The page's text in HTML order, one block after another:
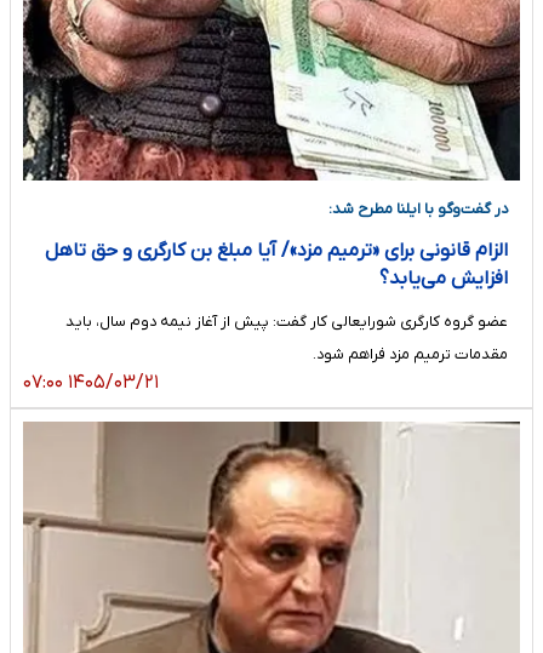
در گفت‌وگو با ایلنا مطرح شد:
الزام قانونی برای «ترمیم مزد»/ آیا مبلغ بن کارگری و حق تاهل
افزایش می‌یابد؟
عضو گروه کارگری شورایعالی کار گفت: پیش از آغاز نیمه دوم سال، باید
مقدمات ترمیم مزد فراهم شود.
۱۴۰۵/۰۳/۲۱ ۰۷:۰۰